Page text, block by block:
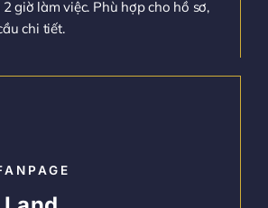
giờ làm việc. Phù hợp cho hồ sơ,
chi tiết.